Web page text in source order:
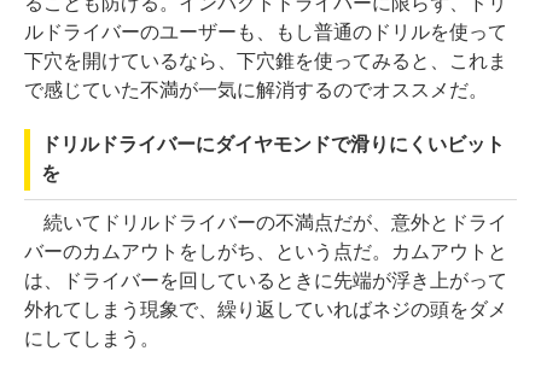
ルドライバーのユーザーも、もし普通のドリルを使って
下穴を開けているなら、下穴錐を使ってみると、これま
で感じていた不満が一気に解消するのでオススメだ。
ドリルドライバーにダイヤモンドで滑りにくいビット
を
続いてドリルドライバーの不満点だが、意外とドライ
バーのカムアウトをしがち、という点だ。カムアウトと
は、ドライバーを回しているときに先端が浮き上がって
外れてしまう現象で、繰り返していればネジの頭をダメ
にしてしまう。